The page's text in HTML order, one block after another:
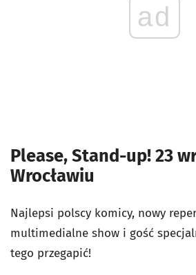
ad
Please, Stand-up! 23
Wrocławiu
Najlepsi polscy komicy, nowy
multimedialne show i gość
tego przegapić!